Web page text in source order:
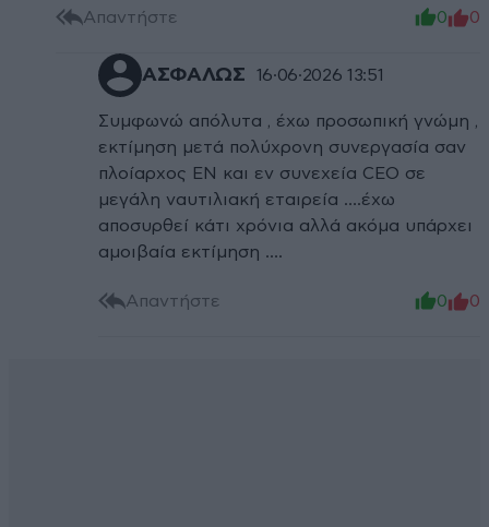
Απαντήστε 0 0
ΑΣΦΑΛΩΣ 16·06·2026 13:51
Συμφωνώ απόλυτα , έχω προσωπική γνώμη ,
εκτίμηση μετά πολύχρονη συνεργασία σαν
πλοίαρχος ΕΝ και εν συνεχεία CEO σε
μεγάλη ναυτιλιακή εταιρεία ….έχω
αποσυρθεί κάτι χρόνια αλλά ακόμα υπάρχει
αμοιβαία εκτίμηση ….
Απαντήστε 0 0